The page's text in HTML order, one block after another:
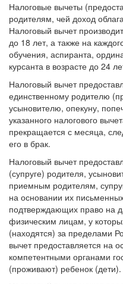
Налоговые вычеты
родителям, чей доход
Налоговый вычет
до 18 лет, а также на
обучения, аспиранта,
курсанта в возрасте до 24
Налоговый вычет
единственному родителю
усыновителю, опекуну,
указанного налогового
прекращается с месяца,
его в брак.
Налоговый вычет
(супруге) родителя,
приемным родителям,
на основании их
подтверждающих право на
физическим лицам, у
(находятся) за пределами
вычет предоставляется на
компетентными органами
(проживают) ребенок (дети).